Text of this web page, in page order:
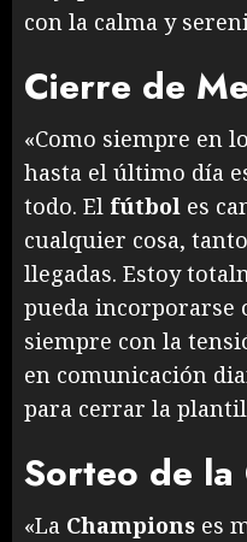
con la calma y
Cierre de
«Como siempre en
hasta el último día
todo. El fútbol es
cualquier cosa,
llegadas. Estoy
pueda incorporarse
siempre con la
en comunicación
para cerrar la
Sorteo de la
«La Champions es